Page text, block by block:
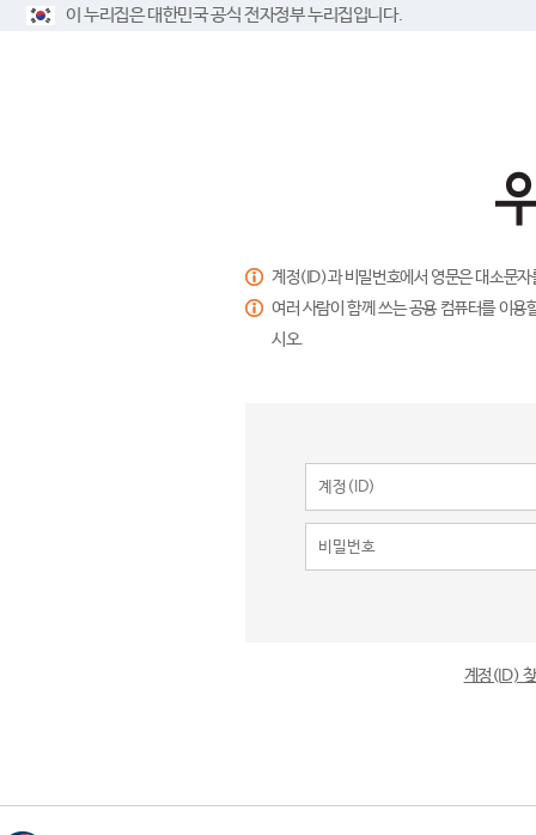
이 누리집은 대한민국 공식 전자정부 누리집입니다.
계정(ID)과 비밀번호에서 영문은 대소문
여러 사람이 함께 쓰는 공용 컴퓨터를 이
시오.
계정(ID)